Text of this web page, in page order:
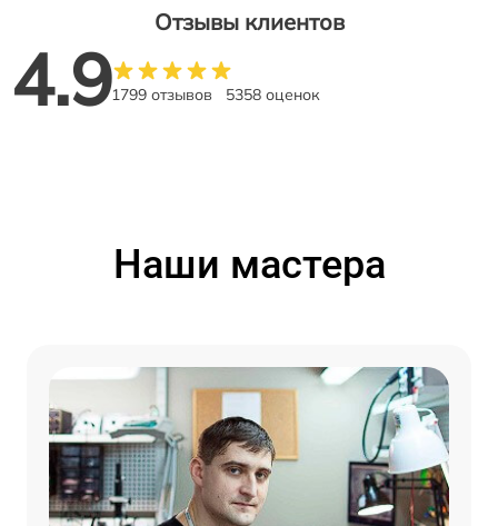
Отзывы клиентов
4.91799 отзывов 5358 оценок
Наши мастера